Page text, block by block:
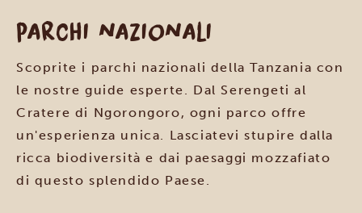
Parchi nazionali
Scoprite i parchi nazionali della Tanzania con
le nostre guide esperte. Dal Serengeti al
Cratere di Ngorongoro, ogni parco offre
un'esperienza unica. Lasciatevi stupire dalla
ricca biodiversità e dai paesaggi mozzafiato
di questo splendido Paese.